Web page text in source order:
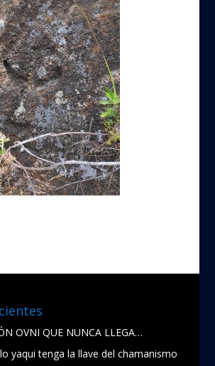
OVNI QUE NUNCA LLEGA…
yaqui tenga la llave del chamanismo